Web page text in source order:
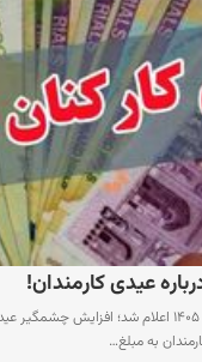
عیدی کارمندان!
به مبلغ…